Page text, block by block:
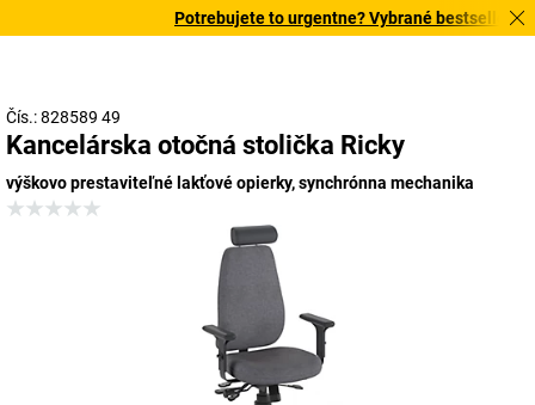
Potrebujete to urgentne? Vybrané bestsellery
Čís.: 828589 49
Kancelárska otočná stolička Ricky
výškovo prestaviteľné lakťové opierky, synchrónna mechanika